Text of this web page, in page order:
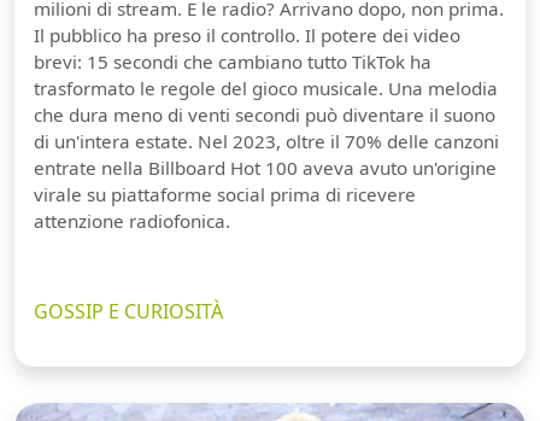
milioni di stream. E le radio? Arrivano dopo, non prima.
Il pubblico ha preso il controllo. Il potere dei video
brevi: 15 secondi che cambiano tutto TikTok ha
trasformato le regole del gioco musicale. Una melodia
che dura meno di venti secondi può diventare il suono
di un'intera estate. Nel 2023, oltre il 70% delle canzoni
entrate nella Billboard Hot 100 aveva avuto un'origine
virale su piattaforme social prima di ricevere
attenzione radiofonica.
GOSSIP E CURIOSITÀ